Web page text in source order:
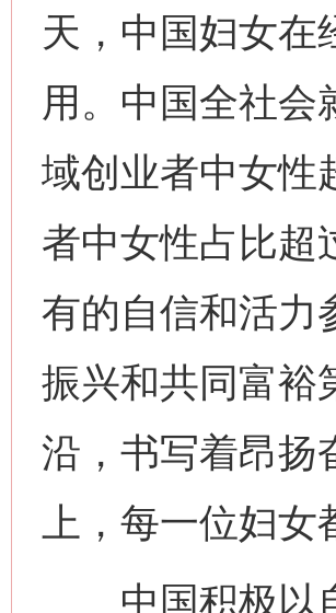
天，中国妇女在
用。中国全社会
域创业者中女性
者中女性占比超
有的自信和活力
振兴和共同富裕
沿，书写着昂扬
上，每一位妇
中国积极以自